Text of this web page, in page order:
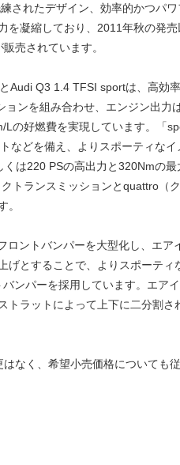
されたデザイン、効率的かつパ
を凝縮しており、2011年秋の発
売されています。
Audi Q3 1.4 TFSI sportは、高効
ョンを組み合わせ、エンジン出力
の好燃費を実現しています。「
などを備え、よりスポーティなイ
は220 PSの高出力と320Nmの最
トランスミッションとquattro（ク
。
ントバンパーを大型化し、エア
げとすることで、よりスポーティ
ンパーを採用しています。エア
トラットによって上下に二分割さ
なく、希望小売価格についても